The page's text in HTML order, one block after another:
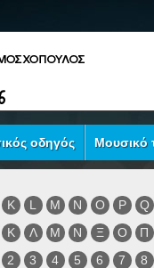
οδηγός Μουσικό
K L M N O P
Q
Κ Λ Μ Ν Ξ Ο
Π
2 3 4 5 6 7 8